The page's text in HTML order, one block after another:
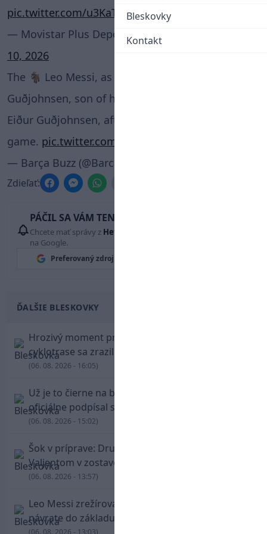
Bleskovky
Kontakt
pic.twitter.com/u3KaT0nlj1
— Movistar Plus Deportes (@MPlusDeportes)
10, 2026
The 🐐 Leo Messi, as seen with Daníel
Guðjohnsen, son of his former Barça teammate
Eiður Guðjohnsen, after the Argentina vs Iceland
game. pic.twitter.com/CsOfdCAgjR
— Barça Buzz (@Barca_Buzz)
Zdieľať:
PÁČIL SA VÁM TENTO ČLÁNOK?
Chcete mať správy z Hetrik.sk
na Google.
Preferovaný zdroj
ĎALŠIE BLESKOVKY
Hrozivý moment pre Zdena Cháru! Na
cyklotrase sa zrazil s bežcom
(06. 08. 2026 - 16:05)
Už je to čierne na bielom: Mohamed Salah
oficiálne podpísal s Trabzonsporom
(06. 08. 2026 - 15:02)
Šok v príprave: Druholigová Mallorca s
Valjentom v zostave zdolala PSG
(06. 08. 2026 - 13:57)
Leo Messi zrežíroval obrat Interu Miami, pri
návrate do základu strelil dva góly
(06. 08. 2026 - 13:03)